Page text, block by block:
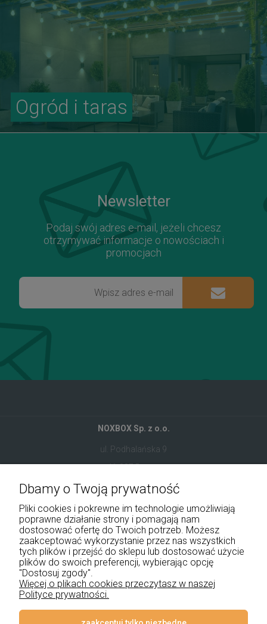
Ogród i taras
Newsletter
Podaj swój adres e-mail, jeżeli chcesz
otrzymywać informacje o nowościach i
promocjach
NOXBOX Sp. z o.o.
ul. Podhalańska 9
41-907 Bytom
+48 534 555 344
sklep@noxbox.pl
Pomoc
Płatności i dostawa
Informacje
Dbamy o Twoją prywatność
Pliki cookies i pokrewne im technologie umożliwiają
poprawne działanie strony i pomagają nam
dostosować ofertę do Twoich potrzeb. Możesz
zaakceptować wykorzystanie przez nas wszystkich
tych plików i przejść do sklepu lub dostosować użycie
plików do swoich preferencji, wybierając opcję
"Dostosuj zgody".
Więcej o plikach cookies przeczytasz w naszej
Polityce prywatności.